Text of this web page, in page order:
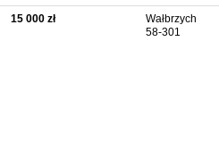
15 000 zł
Wałbrzych
58-301